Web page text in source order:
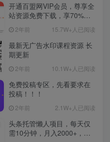
开通百盟网VIP会员，尊享全
站资源免费下载，享70%的
惠】2年前 15.7W+人已阅读
最新无广告水印课程资源 长
期更新
2年前 10.1W+人已阅读
免费投稿专区，先看要求在
投稿！！！
2年前 2.1W+人已阅读
头条托管懒人项目，每天仅
需10分钟，月入2000+，纯